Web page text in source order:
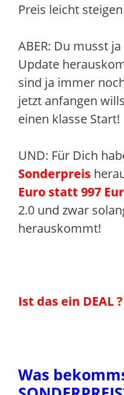
Preis leicht
ABER: Du musst
Update
sind ja immer
jetzt anfangen
einen klasse Start!
UND: Für Dich
Sonderpreis
Euro statt 997
2.0 und zwar
herauskommt!
Ist das ein DEAL
Was